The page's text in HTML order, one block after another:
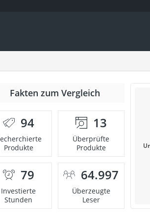
Fakten zum Vergleich
94
Produkte
13
Überprüfte
Produkte
79
Investierte
Stunden
64.997
Überzeugte
Leser